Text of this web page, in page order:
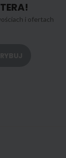
i ofertach